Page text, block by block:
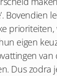
Bovendien
eigen
Dus zodra